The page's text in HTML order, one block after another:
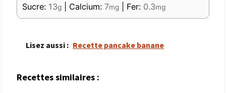
Sucre: 13g Calcium: 7mg Fer: 0.3mg
Lisez aussi : Recette pancake banane
Recettes similaires :